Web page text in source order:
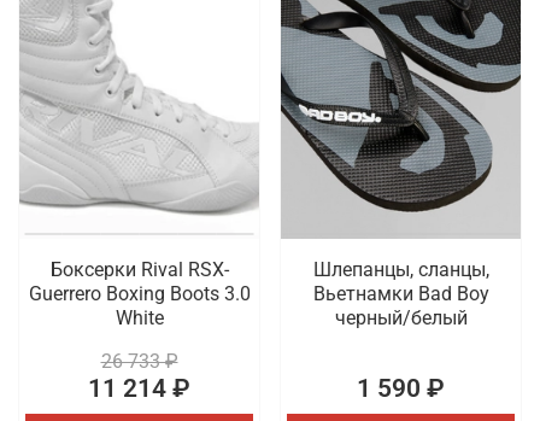
Боксерки Rival RSX-
Guerrero Boxing Boots 3.0
White
26 733 ₽
11 214 ₽
Шлепанцы, сланцы,
Вьетнамки Bad Boy
черный/белый
1 590 ₽